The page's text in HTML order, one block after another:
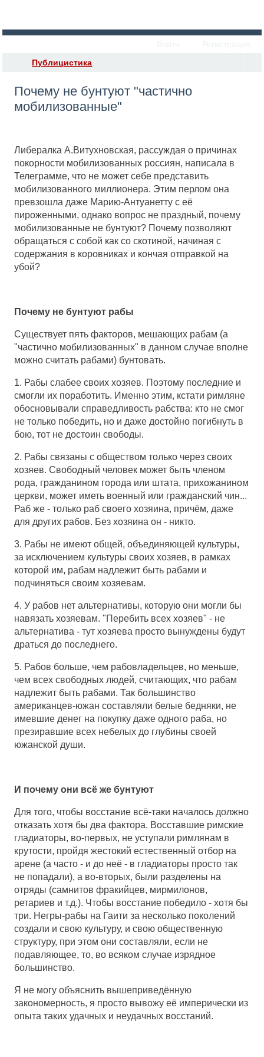
Публицистика
Почему не бунтуют "частично
мобилизованные"
Либералка А.Витухновская, рассуждая о причинах
покорности мобилизованных россиян, написала в
Телеграмме, что не может себе представить
мобилизованного миллионера. Этим перлом она
превзошла даже Марию-Антуанетту с её
пироженными, однако вопрос не праздный, почему
мобилизованные не бунтуют? Почему позволяют
обращаться с собой как со скотиной, начиная с
содержания в коровниках и кончая отправкой на
убой?
Почему не бунтуют рабы
Существует пять факторов, мешающих рабам (а
"частично мобилизованных" в данном случае вполне
можно считать рабами) бунтовать.
1. Рабы слабее своих хозяев. Поэтому последние и
смогли их поработить. Именно этим, кстати римляне
обосновывали справедливость рабства: кто не смог
не только победить, но и даже достойно погибнуть в
бою, тот не достоин свободы.
2. Рабы связаны с обществом только через своих
хозяев. Свободный человек может быть членом
рода, гражданином города или штата, прихожанином
церкви, может иметь военный или гражданский чин...
Раб же - только раб своего хозяина, причём, даже
для других рабов. Без хозяина он - никто.
3. Рабы не имеют общей, объединяющей культуры,
за исключением культуры своих хозяев, в рамках
которой им, рабам надлежит быть рабами и
подчиняться своим хозяевам.
4. У рабов нет альтернативы, которую они могли бы
навязать хозяевам. "Перебить всех хозяев" - не
альтернатива - тут хозяева просто вынуждены будут
драться до последнего.
5. Рабов больше, чем рабовладельцев, но меньше,
чем всех свободных людей, считающих, что рабам
надлежит быть рабами. Так большинство
американцев-южан составляли белые бедняки, не
имевшие денег на покупку даже одного раба, но
презиравшие всех небелых до глубины своей
южанской души.
И почему они всё же бунтуют
Для того, чтобы восстание всё-таки началось должно
отказать хотя бы два фактора. Восставшие римские
гладиаторы, во-первых, не уступали римлянам в
крутости, пройдя жестокий естественный отбор на
арене (а часто - и до неё - в гладиаторы просто так
не попадали), а во-вторых, были разделены на
отряды (самнитов фракийцев, мирмилонов,
ретариев и т.д.). Чтобы восстание победило - хотя бы
три. Негры-рабы на Гаити за несколько поколений
создали и свою культуру, и свою общественную
структуру, при этом они составляли, если не
подавляющее, то, во всяком случае изрядное
большинство.
Я не могу объяснить вышеприведённую
закономерность, я просто вывожу её имперически из
опыта таких удачных и неудачных восстаний.